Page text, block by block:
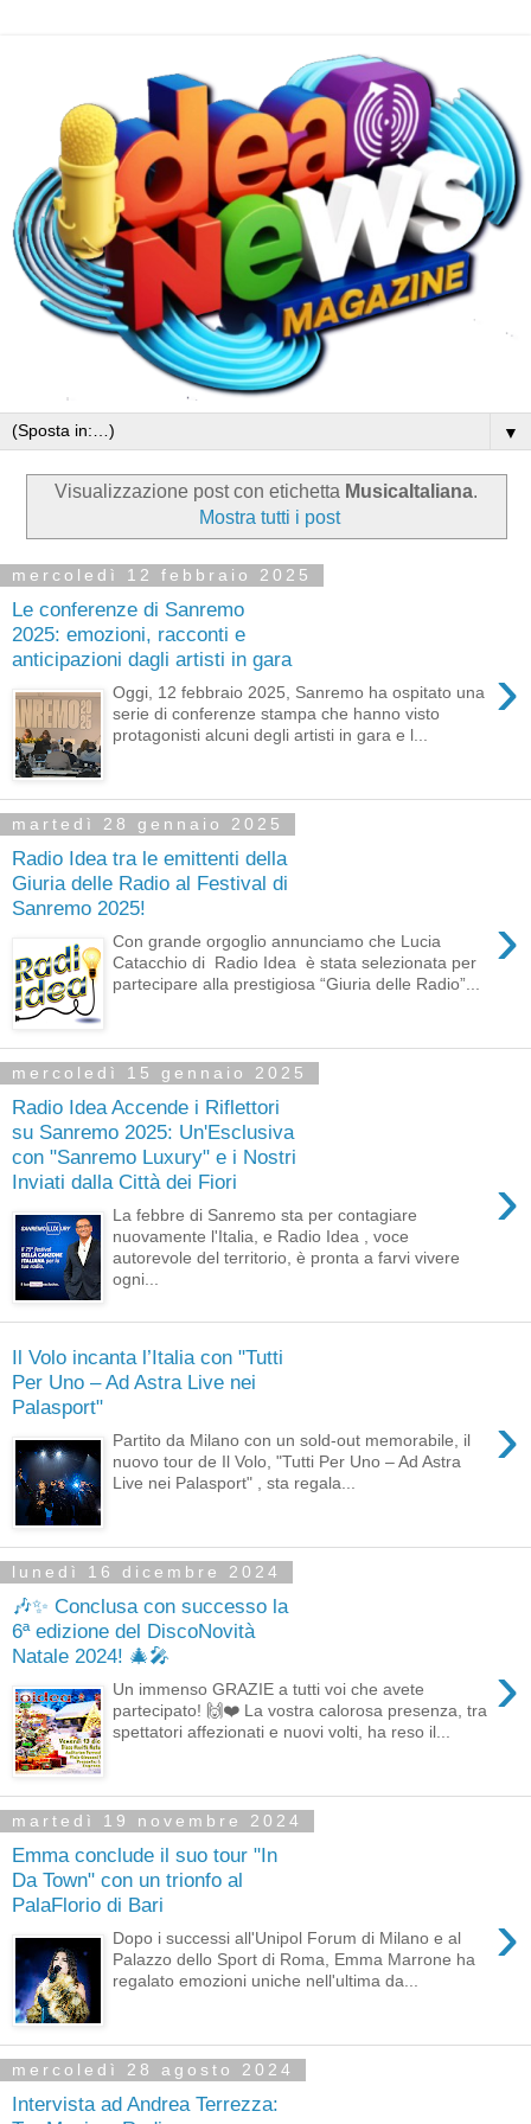
▼
Visualizzazione post con etichetta MusicaItaliana.
Mostra tutti i post
mercoledì 12 febbraio 2025
Le conferenze di Sanremo
2025: emozioni, racconti e
anticipazioni dagli artisti in gara
›
Oggi, 12 febbraio 2025, Sanremo ha ospitato una
serie di conferenze stampa che hanno visto
protagonisti alcuni degli artisti in gara e l...
martedì 28 gennaio 2025
Radio Idea tra le emittenti della
Giuria delle Radio al Festival di
Sanremo 2025!
›
Con grande orgoglio annunciamo che Lucia
Catacchio di Radio Idea è stata selezionata per
partecipare alla prestigiosa “Giuria delle Radio”...
mercoledì 15 gennaio 2025
Radio Idea Accende i Riflettori
su Sanremo 2025: Un'Esclusiva
con "Sanremo Luxury" e i Nostri
Inviati dalla Città dei Fiori
›
La febbre di Sanremo sta per contagiare
nuovamente l'Italia, e Radio Idea , voce
autorevole del territorio, è pronta a farvi vivere
ogni...
Il Volo incanta l’Italia con "Tutti
Per Uno – Ad Astra Live nei
Palasport"
›
Partito da Milano con un sold-out memorabile, il
nuovo tour de Il Volo, "Tutti Per Uno – Ad Astra
Live nei Palasport" , sta regala...
lunedì 16 dicembre 2024
🎶✨ Conclusa con successo la
6ª edizione del DiscoNovità
Natale 2024! 🎄🎤
›
Un immenso GRAZIE a tutti voi che avete
partecipato! 🙌❤️ La vostra calorosa presenza, tra
spettatori affezionati e nuovi volti, ha reso il...
martedì 19 novembre 2024
Emma conclude il suo tour "In
Da Town" con un trionfo al
PalaFlorio di Bari
›
Dopo i successi all'Unipol Forum di Milano e al
Palazzo dello Sport di Roma, Emma Marrone ha
regalato emozioni uniche nell'ultima da...
mercoledì 28 agosto 2024
Intervista ad Andrea Terrezza: